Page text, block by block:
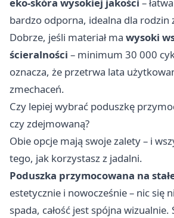
eko-skóra wysokiej jakości –
bardzo odporna, idealna dla rodzin
Dobrze, jeśli materiał ma wysoki
ścieralności – minimum 30 000
oznacza, że przetrwa lata
zmechaceń.
Czy lepiej wybrać poduszkę
czy zdejmowaną?
Obie opcje mają swoje zalety – i
tego, jak korzystasz z jadalni.
Poduszka przymocowana na
estetycznie i nowocześnie – nic się
spada, całość jest spójna